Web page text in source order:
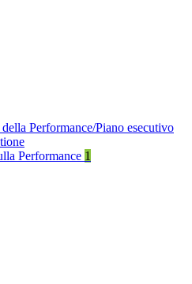
Performance/Piano esecutivo
Performance 1